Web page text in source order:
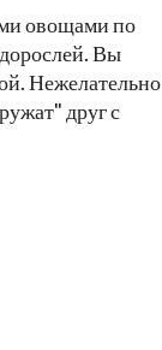
овощами по
Вы
Нежелательно
друг с